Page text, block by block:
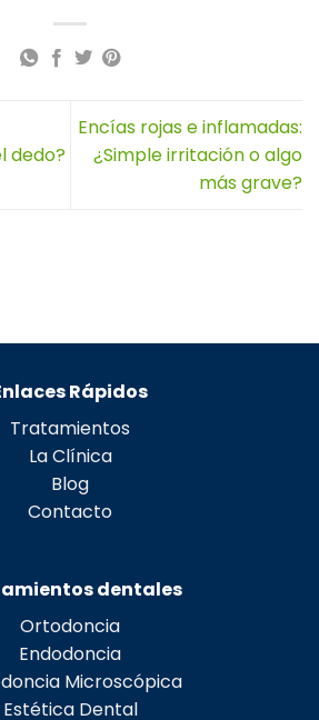
dedo?
Encías rojas e inflamadas:
¿Simple irritación o algo
más grave?
Rápidos
Tratamientos
La Clínica
Blog
Contacto
dentales
Ortodoncia
Endodoncia
Microscópica
Estética Dental